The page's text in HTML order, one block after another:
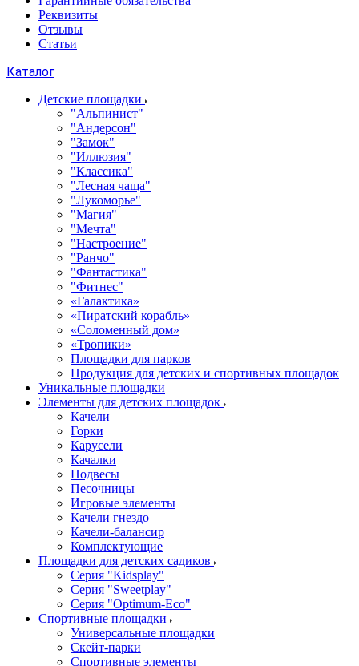
Реквизиты
Отзывы
Статьи
Каталог
Детские площадки
"Альпинист"
"Андерсон"
"Замок"
"Иллюзия"
"Классика"
"Лесная чаща"
"Лукоморье"
"Магия"
"Мечта"
"Настроение"
"Ранчо"
"Фантастика"
"Фитнес"
«Галактика»
«Пиратский корабль»
«Соломенный дом»
«Тропики»
Площадки для парков
Продукция для детских и спортивных площадок
Уникальные площадки
Элементы для детских площадок
Качели
Горки
Карусели
Качалки
Подвесы
Песочницы
Игровые элементы
Качели гнездо
Качели-балансир
Комплектующие
Площадки для детских садиков
Серия "Kidsplay"
Серия "Sweetplay"
Серия "Оptimum-Еco"
Спортивные площадки
Универсальные площадки
Скейт-парки
Спортивные элементы